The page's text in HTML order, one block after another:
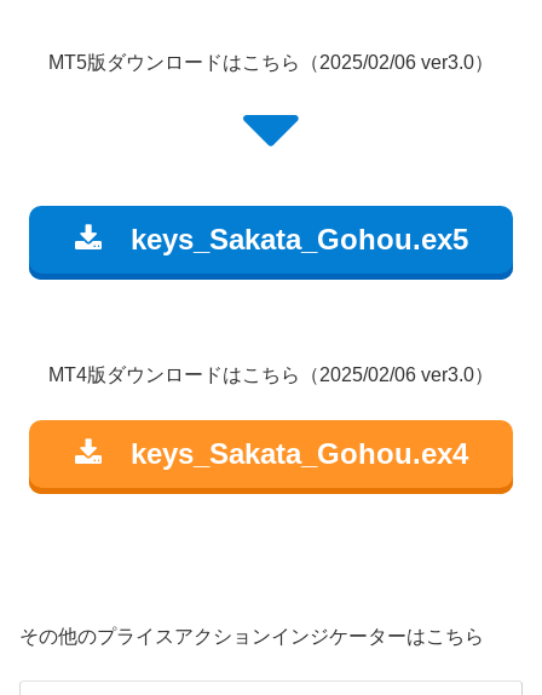
MT5版ダウンロードはこちら（2025/02/06 ver3.0）
keys_Sakata_Gohou.ex5
MT4版ダウンロードはこちら（2025/02/06 ver3.0）
keys_Sakata_Gohou.ex4
その他のプライスアクションインジケーターはこちら